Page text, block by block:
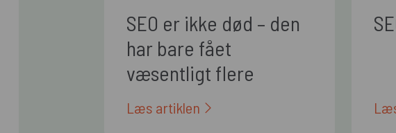
SEO er ikke død – den
har bare fået
væsentligt flere
arbejdsopgaver
Læs artiklen